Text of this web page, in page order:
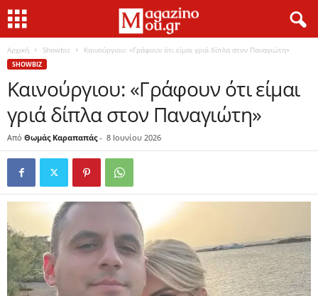
Αρχική Showbiz Καινούργιου: «Γράφουν ότι είμαι γριά δίπλα στον Παναγιώτη»
SHOWBIZ
Καινούργιου: «Γράφουν ότι είμαι
γριά δίπλα στον Παναγιώτη»
Από Θωμάς Καραπαπάς- 8 Ιουνίου 2026